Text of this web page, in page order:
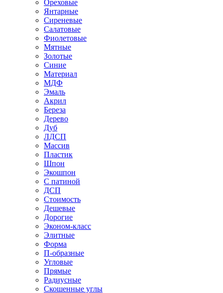
Ореховые
Янтарные
Сиреневые
Салатовые
Фиолетовые
Мятные
Золотые
Синие
Материал
МДФ
Эмаль
Акрил
Береза
Дерево
Дуб
ЛДСП
Массив
Пластик
Шпон
Экошпон
С патиной
ДСП
Стоимость
Дешевые
Дорогие
Эконом-класс
Элитные
Форма
П-образные
Угловые
Прямые
Радиусные
Скошенные углы